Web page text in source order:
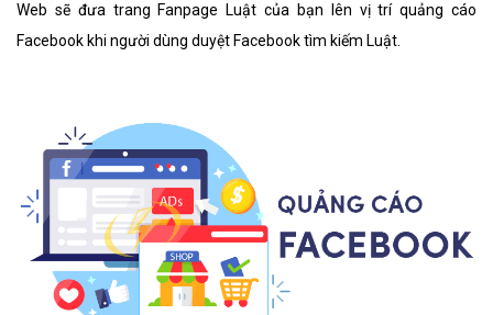
Web sẽ đưa trang Fanpage Luật của bạn lên vị trí quảng cáo
Facebook khi người dùng duyệt Facebook tìm kiếm Luật.